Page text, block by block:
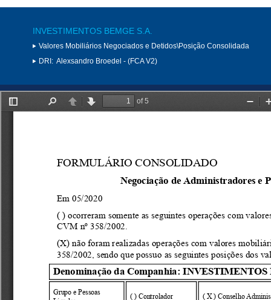
INVESTIMENTOS BEMGE S.A.
Valores Mobiliários Negociados e Detidos\Posição Consolidada
DRI: Alexsandro Broedel - (FCA V2)